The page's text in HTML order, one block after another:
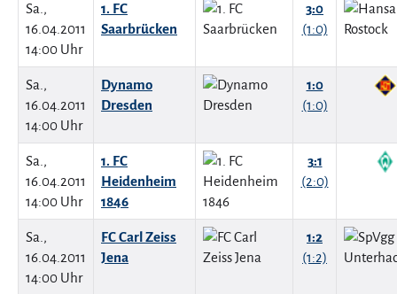
Sa.,
16.04.2011
14:00 Uhr
1. FC
Saarbrücken
3:0
(1:0)
Sa.,
16.04.2011
14:00 Uhr
Dynamo
Dresden
1:0
(1:0)
Sa.,
16.04.2011
14:00 Uhr
1. FC
Heidenheim
1846
3:1
(2:0)
Sa.,
16.04.2011
14:00 Uhr
FC Carl Zeiss
Jena
1:2
(1:2)